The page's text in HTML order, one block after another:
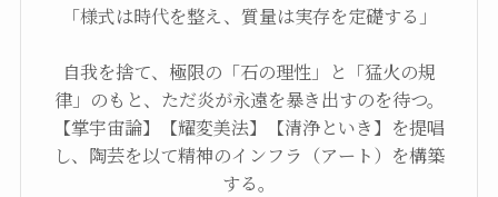
「様式は時代を整え、質量は実存を定礎する」
自我を捨て、極限の「石の理性」と「猛火の規
律」のもと、ただ炎が永遠を暴き出すのを待つ。
【掌宇宙論】【耀変美法】【清浄といき】を提唱
し、陶芸を以て精神のインフラ（アート）を構築
する。